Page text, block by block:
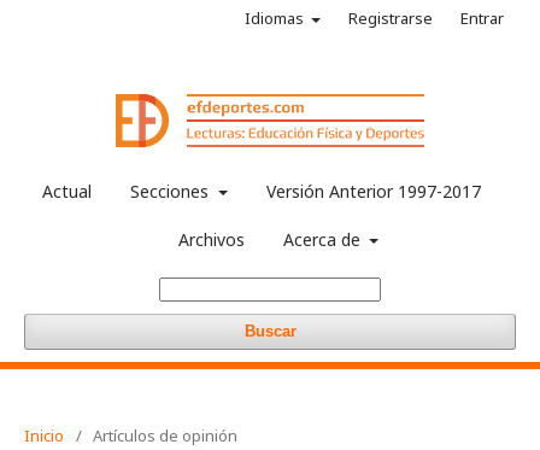
Actual Secciones Versión Anterior 1997-2017
Archivos Acerca de
Buscar
Idiomas Registrarse Entrar
Inicio / Artículos de opinión